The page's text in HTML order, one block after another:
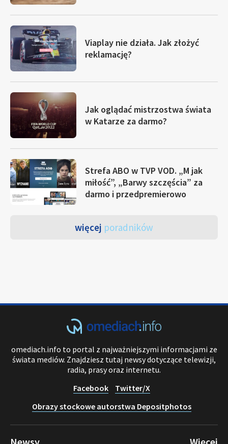
Viaplay nie działa. Jak złożyć
reklamację?
Jak oglądać mistrzostwa świata
w Katarze za darmo?
Strefa ABO w TVP VOD. „M jak
miłość”, „Barwy szczęścia” za
darmo i przedpremierowo
więcej poradników
omediach.info to portal z najważniejszymi informacjami ze
świata mediów. Znajdziesz tutaj newsy dotyczące telewizji,
radia, prasy oraz internetu.
Facebook
Twitter/X
Obrazy stockowe autorstwa Depositphotos